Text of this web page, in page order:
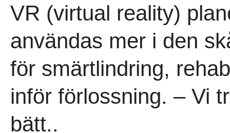
VR (virtual reality)
användas mer i den
för smärtlindring,
inför förlossning. – Vi
bätt..